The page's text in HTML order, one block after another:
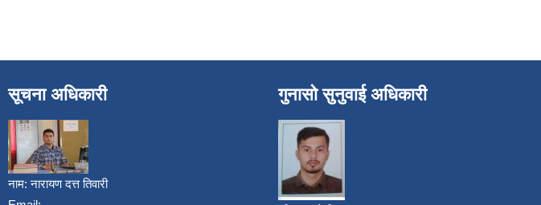
सूचना अधिकारी
नाम:नारायण दत्त तिवारी
गुनासो सुनुवाई अधिकारी